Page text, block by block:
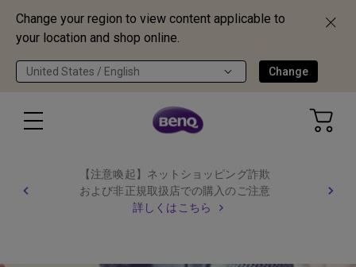
Change your region to view content applicable to
your location and shop online.
United States / English Change
【注意喚起】ネットショッピング詐欺
および非正規取扱店での購入のご注意
詳しくはこちら